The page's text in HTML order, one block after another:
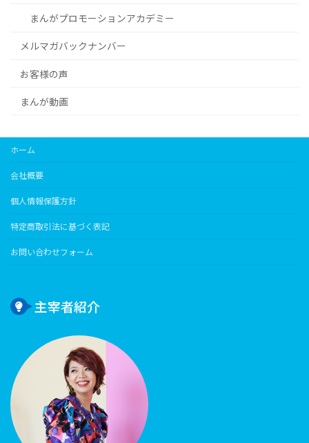
まんがプロモーションアカデミー
メルマガバックナンバー
お客様の声
まんが動画
ホーム
会社概要
個人情報保護方針
特定商取引法に基づく表記
お問い合わせフォーム
主宰者紹介